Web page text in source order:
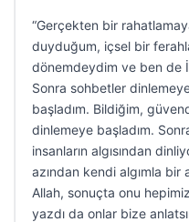
“Gerçekten bir
duyduğum, içsel bir
dönemdeydim ve ben de
Sonra sohbetler
başladım. Bildiğim,
dinlemeye başladım.
insanların algısından
azından kendi algımla bir
Allah, sonuçta onu
yazdı da onlar bize